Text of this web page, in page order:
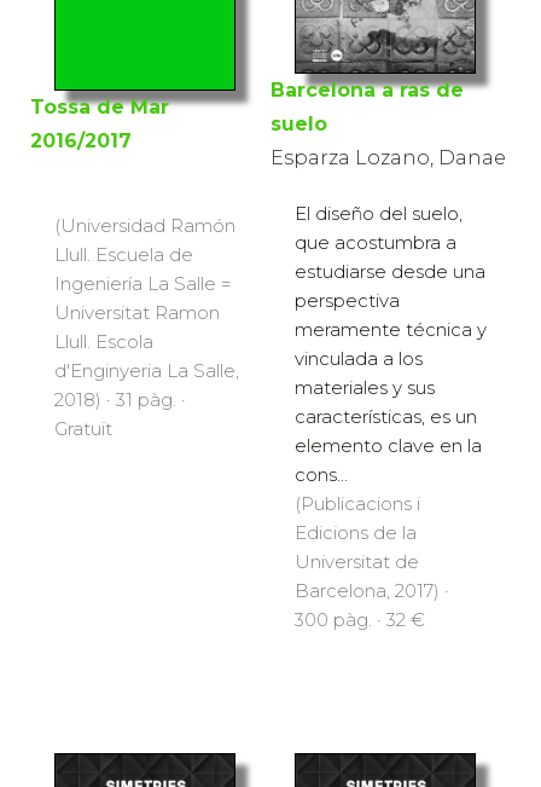
Tossa de Mar
2016/2017
(Universidad Ramón
Llull. Escuela de
Ingeniería La Salle =
Universitat Ramon
Llull. Escola
d'Enginyeria La Salle,
2018) · 31 pàg. ·
Gratuït
Barcelona a ras de
suelo
Esparza Lozano, Danae
El diseño del suelo,
que acostumbra a
estudiarse desde una
perspectiva
meramente técnica y
vinculada a los
materiales y sus
características, es un
elemento clave en la
cons...
(Publicacions i
Edicions de la
Universitat de
Barcelona, 2017) ·
300 pàg. · 32 €